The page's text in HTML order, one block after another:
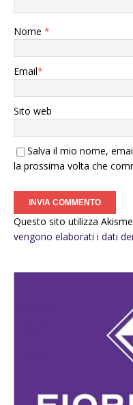
Nome *
Email*
Sito web
Salva il mio nome,
la prossima volta che
Questo sito utilizza
vengono elaborati i dati